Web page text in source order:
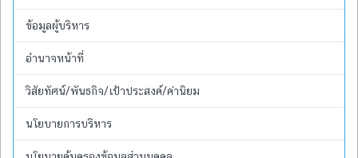
ข้อมูลผู้บริหาร
อำนาจหน้าที่
วิสัยทัศน์/พันธกิจ/เป้าประสงค์/ค่านิยม
นโยบายการบริหาร